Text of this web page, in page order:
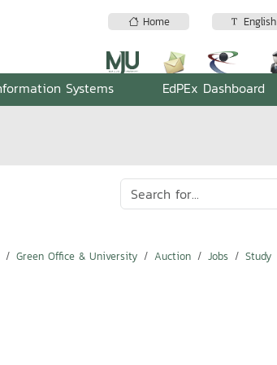
Home English
Systems EdPEx Dashboard
Green Office & University Auction Jobs
Study